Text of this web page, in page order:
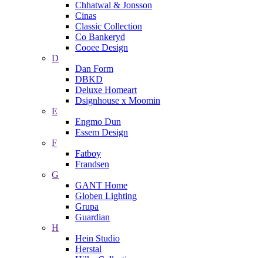
Chhatwal & Jonsson
Cinas
Classic Collection
Co Bankeryd
Cooee Design
D
Dan Form
DBKD
Deluxe Homeart
Dsignhouse x Moomin
E
Engmo Dun
Essem Design
F
Fatboy
Frandsen
G
GANT Home
Globen Lighting
Grupa
Guardian
H
Hein Studio
Herstal